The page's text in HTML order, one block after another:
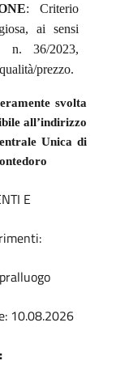
: Criterio
ai sensi
n. 36/2023,
prezzo.
svolta
all’indirizzo
Unica di
E
10.08.2026